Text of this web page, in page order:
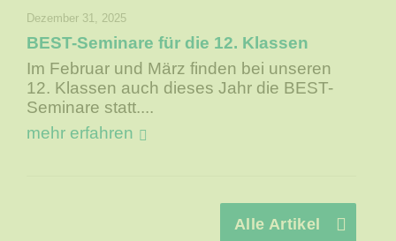
Dezember 31, 2025
BEST-Seminare für die 12. Klassen
Im Februar und März finden bei unseren
12. Klassen auch dieses Jahr die BEST-
Seminare statt....
mehr erfahren
Alle Artikel